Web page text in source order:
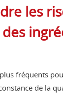
les
fréquents
de la